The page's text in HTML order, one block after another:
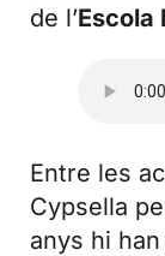
de l’Escola
Entre les
Cypsella
anys hi